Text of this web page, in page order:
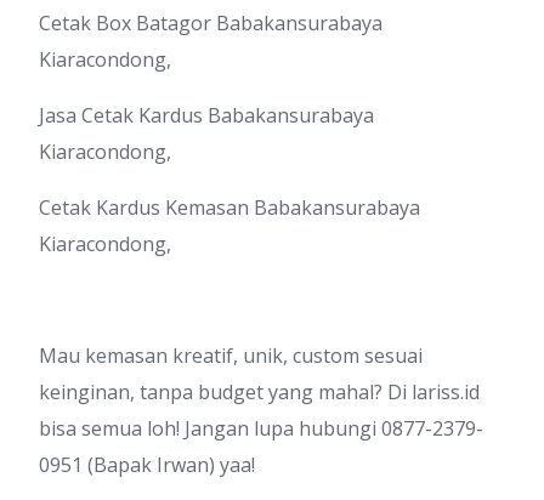
Cetak Box Batagor Babakansurabaya
Kiaracondong,
Jasa Cetak Kardus Babakansurabaya
Kiaracondong,
Cetak Kardus Kemasan Babakansurabaya
Kiaracondong,
Mau kemasan kreatif, unik, custom sesuai
keinginan, tanpa budget yang mahal? Di lariss.id
bisa semua loh! Jangan lupa hubungi 0877-2379-
0951 (Bapak Irwan) yaa!